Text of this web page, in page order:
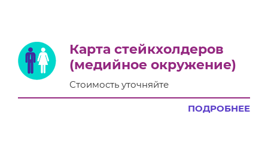
Карта стейкхолдеров
(медийное окружение)
Стоимость уточняйте
ПОДРОБНЕЕ